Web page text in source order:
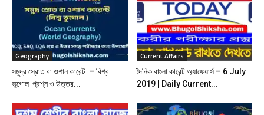
Geography
সমুদ্র স্রোত বা ওশান কারেন্ট – বিশ্ব
ভূগোল প্রশ্ন ও উত্তর...
Current Affairs
দৈনিক বাংলা কারেন্ট অ্যাফেয়ার্স – 6 July
2019 | Daily Current...